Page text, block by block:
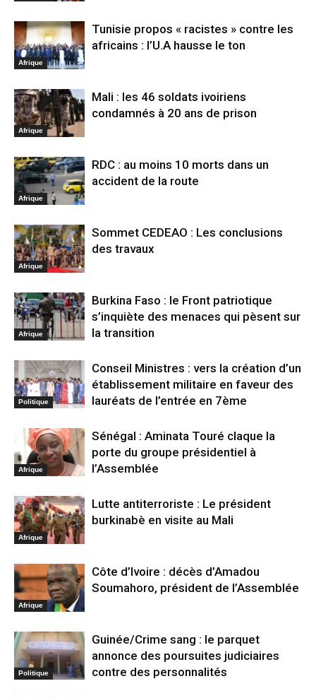
Afrique
Tunisie propos « racistes » contre les
africains : l’U.A hausse le ton
Afrique
Mali : les 46 soldats ivoiriens
condamnés à 20 ans de prison
Afrique
RDC : au moins 10 morts dans un
accident de la route
Afrique
Sommet CEDEAO : Les conclusions
des travaux
Afrique
Burkina Faso : le Front patriotique
s’inquiète des menaces qui pèsent sur
la transition
Politique
Conseil Ministres : vers la création d’un
établissement militaire en faveur des
lauréats de l’entrée en 7ème
Afrique
Sénégal : Aminata Touré claque la
porte du groupe présidentiel à
l’Assemblée
Afrique
Lutte antiterroriste : Le président
burkinabè en visite au Mali
Afrique
Côte d’Ivoire : décès d’Amadou
Soumahoro, président de l’Assemblée
Politique
Guinée/Crime sang : le parquet
annonce des poursuites judiciaires
contre des personnalités